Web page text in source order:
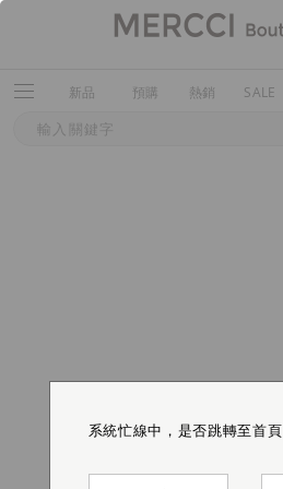
新品 預購 熱銷 SALE
系統忙線中，是否跳轉至首頁
系統忙線中，是否跳轉至首頁
系統忙線中，是否跳轉至首頁
系統忙線中，是否跳轉至首頁
系統忙線中，是否跳轉至首頁